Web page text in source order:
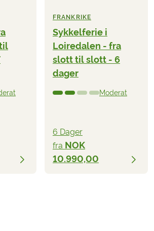
FRANKRIKE
Sykkelferie i
Loiredalen - fra
slott til slott - 6
dager
Moderat
6 Dager
fra NOK
10.990,00